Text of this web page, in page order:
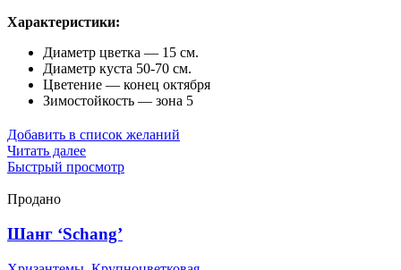
Характеристики:
Диаметр цветка — 15 см.
Диаметр куста 50-70 см.
Цветение — конец октября
Зимостойкость — зона 5
Добавить в список желаний
Читать далее
Быстрый просмотр
Продано
Шанг ‘Schang’